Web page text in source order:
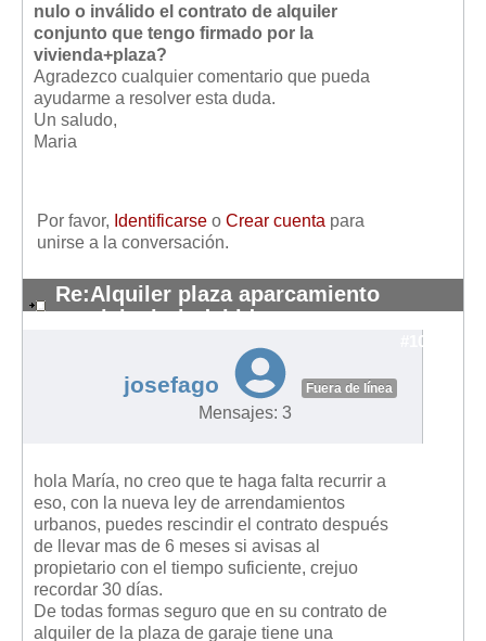
nulo o inválido el contrato de alquiler
conjunto que tengo firmado por la
vivienda+plaza?
Agradezco cualquier comentario que pueda
ayudarme a resolver esta duda.
Un saludo,
Maria
Por favor, Identificarse o Crear cuenta para
unirse a la conversación.
Re:Alquiler plaza aparcamiento
municipal - indebido
#10571
josefago Fuera de línea
Mensajes: 3
hola María, no creo que te haga falta recurrir a
eso, con la nueva ley de arrendamientos
urbanos, puedes rescindir el contrato después
de llevar mas de 6 meses si avisas al
propietario con el tiempo suficiente, crejuo
recordar 30 días.
De todas formas seguro que en su contrato de
alquiler de la plaza de garaje tiene una